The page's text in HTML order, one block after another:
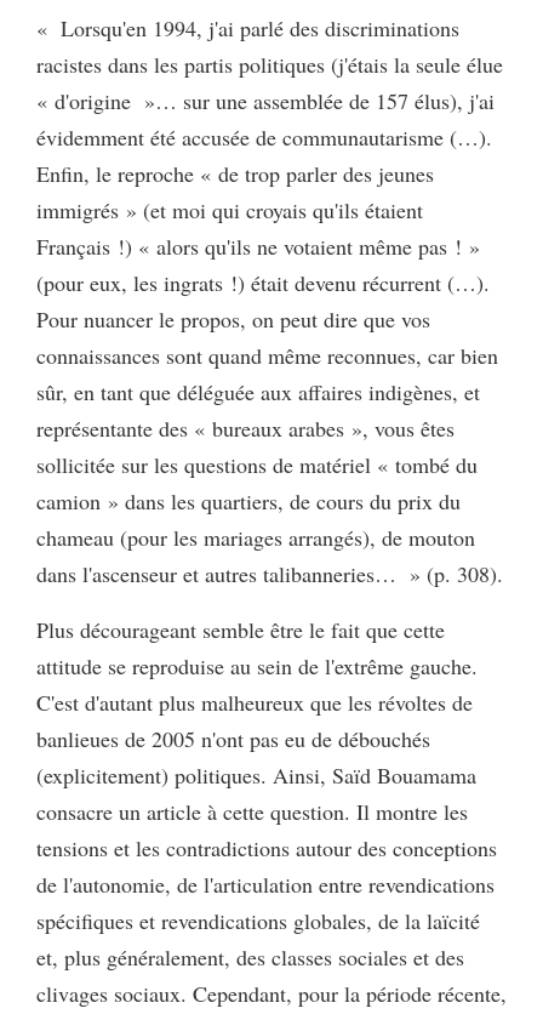
« Lorsqu'en 1994, j'ai parlé des discriminations
racistes dans les partis politiques (j'étais la seule élue
« d'origine »… sur une assemblée de 157 élus), j'ai
évidemment été accusée de communautarisme (…).
Enfin, le reproche « de trop parler des jeunes
immigrés » (et moi qui croyais qu'ils étaient
Français !) « alors qu'ils ne votaient même pas ! »
(pour eux, les ingrats !) était devenu récurrent (…).
Pour nuancer le propos, on peut dire que vos
connaissances sont quand même reconnues, car bien
sûr, en tant que déléguée aux affaires indigènes, et
représentante des « bureaux arabes », vous êtes
sollicitée sur les questions de matériel « tombé du
camion » dans les quartiers, de cours du prix du
chameau (pour les mariages arrangés), de mouton
dans l'ascenseur et autres talibanneries… » (p. 308).
Plus décourageant semble être le fait que cette
attitude se reproduise au sein de l'extrême gauche.
C'est d'autant plus malheureux que les révoltes de
banlieues de 2005 n'ont pas eu de débouchés
(explicitement) politiques. Ainsi, Saïd Bouamama
consacre un article à cette question. Il montre les
tensions et les contradictions autour des conceptions
de l'autonomie, de l'articulation entre revendications
spécifiques et revendications globales, de la laïcité
et, plus généralement, des classes sociales et des
clivages sociaux. Cependant, pour la période récente,